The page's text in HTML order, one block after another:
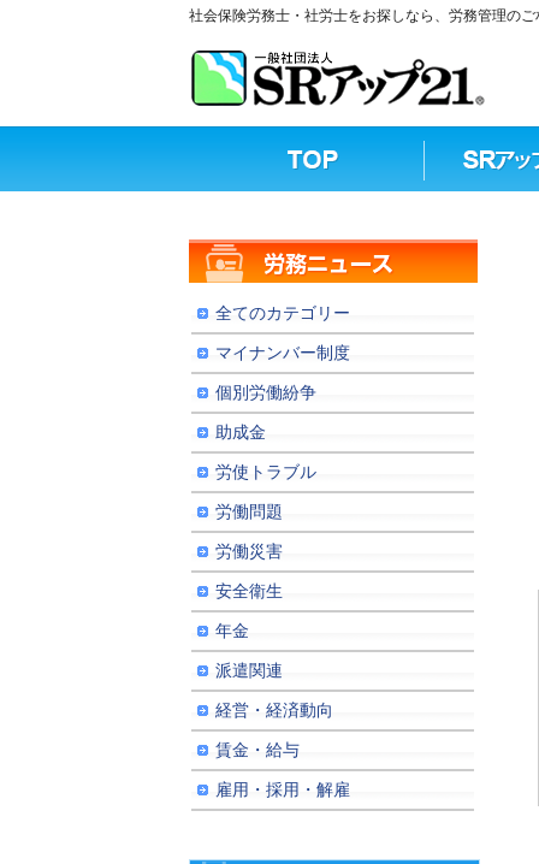
社会保険労務士・社労士をお探しなら、労務管理の
全てのカテゴリー
マイナンバー制度
個別労働紛争
助成金
労使トラブル
労働問題
労働災害
安全衛生
年金
派遣関連
経営・経済動向
賃金・給与
雇用・採用・解雇